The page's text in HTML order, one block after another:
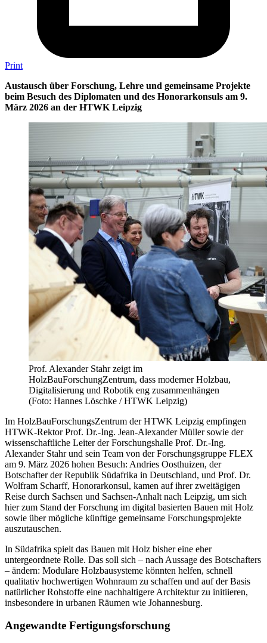
Print
Austausch über Forschung, Lehre und gemeinsame Projekte
beim Besuch des Diplomaten und des Honorarkonsuls am 9.
März 2026 an der HTWK Leipzig
Prof. Alexander Stahr zeigt im
HolzBauForschungZentrum, dass moderner Holzbau,
Digitalisierung und Robotik eng zusammenhängen
(Foto: Hannes Löschke / HTWK Leipzig)
Im HolzBauForschungsZentrum der HTWK Leipzig empfingen
HTWK-Rektor Prof. Dr.-Ing. Jean-Alexander Müller sowie der
wissenschaftliche Leiter der Forschungshalle Prof. Dr.-Ing.
Alexander Stahr und sein Team von der Forschungsgruppe FLEX
am 9. März 2026 hohen Besuch: Andries Oosthuizen, der
Botschafter der Republik Südafrika in Deutschland, und Prof. Dr.
Wolfram Scharff, Honorarkonsul, kamen auf ihrer zweitägigen
Reise durch Sachsen und Sachsen-Anhalt nach Leipzig, um sich
hier zum Stand der Forschung im digital basierten Bauen mit Holz
sowie über mögliche künftige gemeinsame Forschungsprojekte
auszutauschen.
In Südafrika spielt das Bauen mit Holz bisher eine eher
untergeordnete Rolle. Das soll sich – nach Aussage des Botschafters
– ändern: Modulare Holzbausysteme könnten helfen, schnell
qualitativ hochwertigen Wohnraum zu schaffen und auf der Basis
natürlicher Rohstoffe eine nachhaltigere Architektur zu initiieren,
insbesondere in urbanen Räumen wie Johannesburg.
Angewandte Fertigungsforschung